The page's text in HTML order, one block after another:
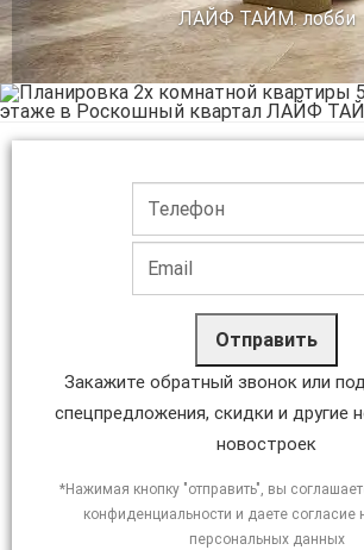
ЛАЙФ ТАЙМ. лобби
Отправить
Закажите обратный звонок или
спецпредложения, скидки и другие
новостроек
*Нажимая кнопку "отправить", вы
конфиденциальности и даете согласие
персональных данных